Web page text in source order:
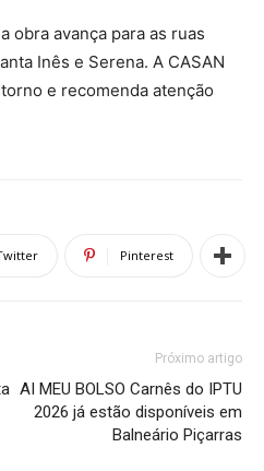
obra avança para as ruas
Inês e Serena. A CASAN
e recomenda atenção
Pinterest
Próximo artigo
AI MEU BOLSO Carnês do IPTU
2026 já estão disponíveis em
Balneário Piçarras